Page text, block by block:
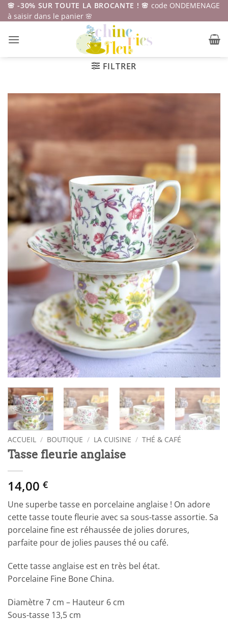
Passer
au
🌸 -30% SUR TOUTE LA BROCANTE ! 🌸 code ONDEMENAGE
à saisir dans le panier 🌸
FILTRER
ACCUEIL / BOUTIQUE / LA CUISINE / THÉ & CAFÉ
Tasse fleurie anglaise
14,00 €
Une superbe tasse en porcelaine anglaise ! On adore
cette tasse toute fleurie avec sa sous-tasse assortie. Sa
porcelaine fine est réhaussée de jolies dorures,
parfaite pour de jolies pauses thé ou café.
Cette tasse anglaise est en très bel état.
Porcelaine Fine Bone China.
Diamètre 7 cm – Hauteur 6 cm
Sous-tasse 13,5 cm